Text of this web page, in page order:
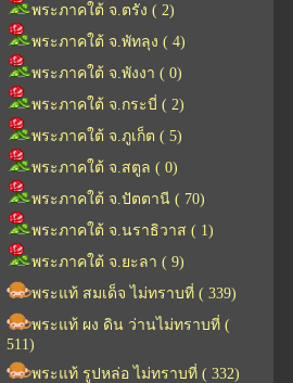
พระภาคใต้ จ.ตรัง ( 2)
พระภาคใต้ จ.พัทลุง ( 4)
พระภาคใต้ จ.พังงา ( 0)
พระภาคใต้ จ.กระบี่ ( 2)
พระภาคใต้ จ.ภูเก็ต ( 5)
พระภาคใต้ จ.สตูล ( 0)
พระภาคใต้ จ.ปัตตานี ( 70)
พระภาคใต้ จ.นราธิวาส ( 1)
พระภาคใต้ จ.ยะลา ( 9)
พระแท้ สมเด็จ ไม่ทราบที่ ( 339)
พระแท้ ผง ดิน ว่านไม่ทราบที่ (
511)
พระแท้ รูปหล่อ ไม่ทราบที่ ( 332)